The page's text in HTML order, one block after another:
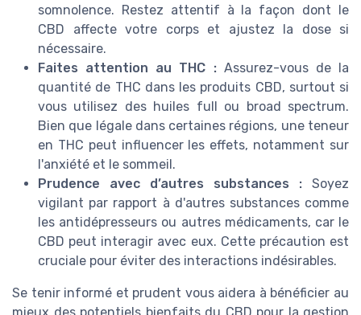
somnolence. Restez attentif à la façon dont le
CBD affecte votre corps et ajustez la dose si
nécessaire.
Faites attention au THC :Assurez-vous de la
quantité de THC dans les produits CBD, surtout si
vous utilisez des huiles full ou broad spectrum.
Bien que légale dans certaines régions, une teneur
en THC peut influencer les effets, notamment sur
l'anxiété et le sommeil.
Prudence avec d’autres substances : Soyez
vigilant par rapport à d'autres substances comme
les antidépresseurs ou autres médicaments, car le
CBD peut interagir avec eux. Cette précaution est
cruciale pour éviter des interactions indésirables.
Se tenir informé et prudent vous aidera à bénéficier au